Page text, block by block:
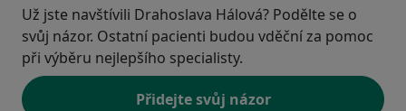
Už jste navštívili Drahoslava Hálová? Podělte se o
svůj názor. Ostatní pacienti budou vděční za pomoc
při výběru nejlepšího specialisty.
Přidejte svůj názor